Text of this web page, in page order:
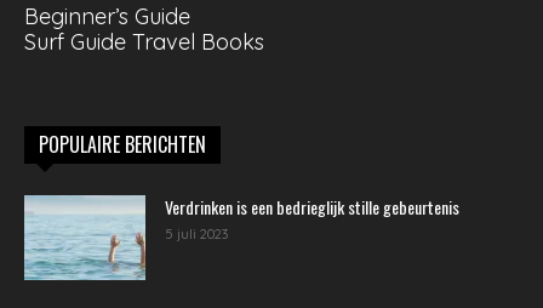
Beginner’s Guide
Surf Guide Travel Books
POPULAIRE BERICHTEN
Verdrinken is een bedrieglijk stille gebeurtenis
5 juli 2023